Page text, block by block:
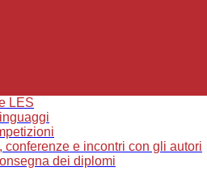
LES
conferenze e incontri con gli autori
dei diplomi